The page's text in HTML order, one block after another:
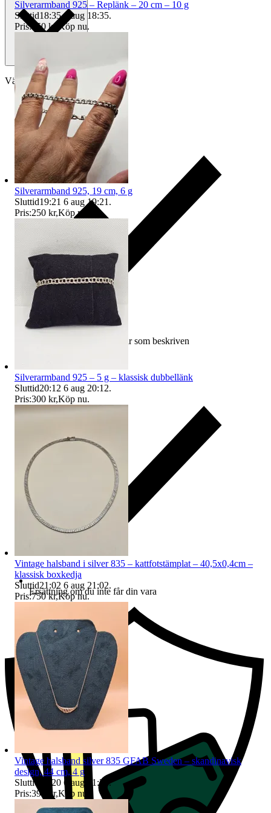
Välj till köparskydd
Ersättning om varan inte är som beskriven
Ersättning om du inte får din vara
Silverarmband 925 – Replänk – 20 cm – 10 g
Sluttid18:35 6 aug 18:35.
Pris: 450 kr Köp nu.
Silverarmband 925, 19 cm, 6 g
Sluttid19:21 6 aug 19:21 .
Pris:250 kr,Köp nu
Silverarmband 925 – 5 g – klassisk dubbellänk
Sluttid20:12 6 aug 20:12.
Pris:300 kr,Köp nu.
Vintage halsband i silver 835 – kattfotstämplat – 40,5x0,4cm –
klassisk boxkedja
Sluttid21:02 6 aug 21:02.
Pris:750 kr,Köp nu.
Vintage halsband silver 835 GFAB Sweden – skandinavisk
design, 44 cm, 4 g
Sluttid
21:20 6 aug 21:20.
Pris:395 kr,Köp nu